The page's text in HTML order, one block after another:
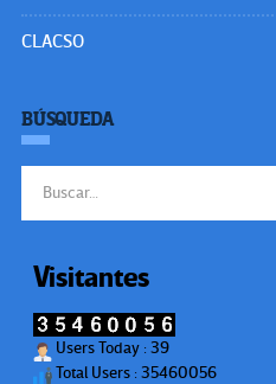
CLACSO
BÚSQUEDA
Visitantes
Users Today : 39
Total Users : 35460056